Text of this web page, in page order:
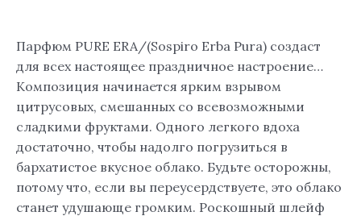
Парфюм PURE ERA/(Sospiro Erba Pura) создаст
для всех настоящее праздничное настроение…
Композиция начинается ярким взрывом
цитрусовых, смешанных со всевозможными
сладкими фруктами. Одного легкого вдоха
достаточно, чтобы надолго погрузиться в
бархатистое вкусное облако. Будьте осторожны,
потому что, если вы переусердствуете, это облако
станет удушающе громким. Роскошный шлейф